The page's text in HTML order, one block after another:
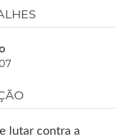
lutar contra a